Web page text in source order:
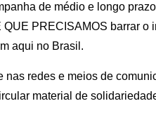
de médio e longo
PRECISAMOS barrar o
aqui no Brasil.
nas redes e meios de
material de